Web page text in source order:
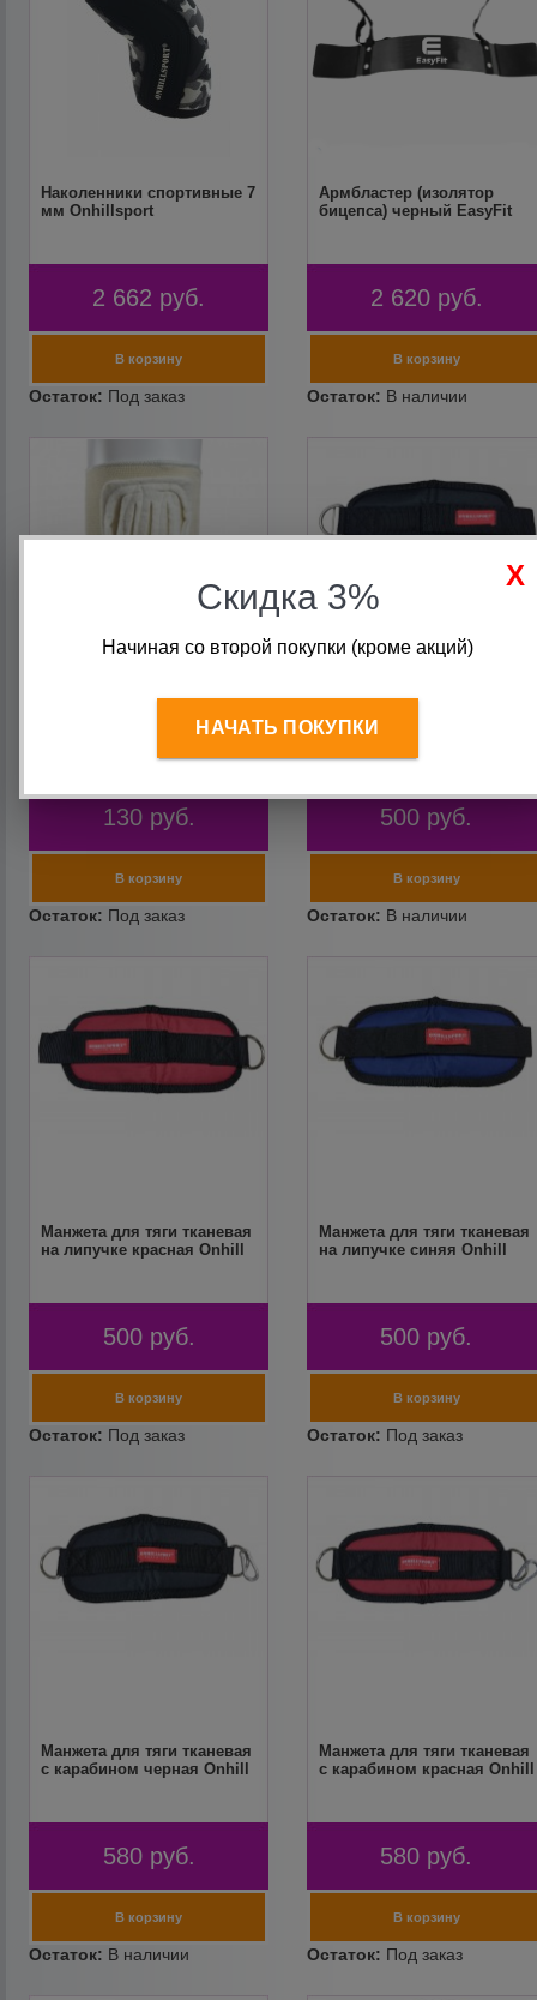
Наколенники спортивные 7
мм Onhillsport
2 662 руб.
Армбластер (изолятор
бицепса) черный EasyFit
2 620 руб.
130 руб.
на липучке черная Onhill
500 руб.
Манжета для тяги тканевая
на липучке красная Onhill
500 руб.
Манжета для тяги тканевая
на липучке синяя Onhill
500 руб.
Манжета для тяги тканевая
с карабином черная Onhill
580 руб.
Манжета для тяги тканевая
с карабином красная Onhill
580 руб.
Скидка 3%
Начиная со второй покупки (кроме акций)
НАЧАТЬ ПОКУПКИ